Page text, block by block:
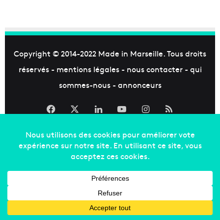
Copyright © 2014-2022 Made in Marseille. Tous droits
réservés - mentions légales- nous contacter- qui
sommes-nous- annonceurs
Facebook LinkedinYouTubeInstagram